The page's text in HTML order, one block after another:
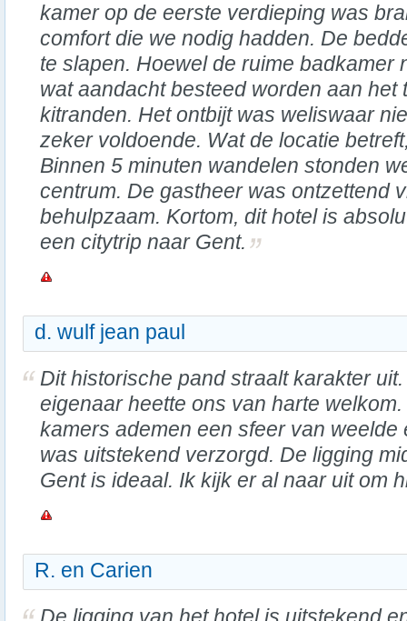
kamer op de eerste verdieping was
comfort die we nodig hadden. De
te slapen. Hoewel de ruime badkamer
wat aandacht besteed worden aan het
kitranden. Het ontbijt was weliswaar
zeker voldoende. Wat de locatie
Binnen 5 minuten wandelen stonden
centrum. De gastheer was ontzettend
behulpzaam. Kortom, dit hotel is
een citytrip naar Gent.
d. wulf jean paul
Dit historische pand straalt karakter
eigenaar heette ons van harte
kamers ademen een sfeer van weelde
was uitstekend verzorgd. De ligging
Gent is ideaal. Ik kijk er al naar uit om
R. en Carien